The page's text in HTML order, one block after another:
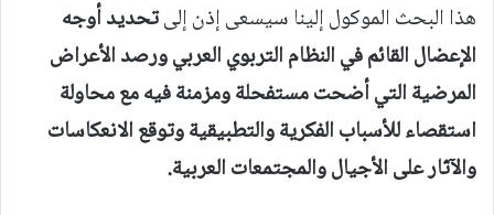
هذا البحث الموكول إلينا سيسعى إذن إلىتحديد أوجه
الإعضال القائم في النظام التربوي العربي ورصد الأعراض
المرضية التي أضحت مستفحلة ومزمنة فيه مع محاولة
استقصاء للأسباب الفكرية والتطبيقية وتوقع الانعكاسات
والآثار على الأجيال والمجتمعات العربية.